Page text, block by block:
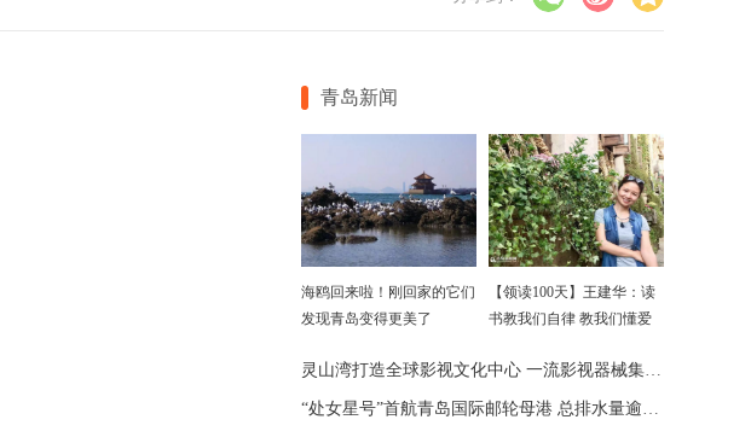
青岛新闻
海鸥回来啦！刚回家的它们
发现青岛变得更美了
【领读100天】王建华：读
书教我们自律 教我们懂爱
灵山湾打造全球影视文化中心 一流影视器械集体亮相
“处女星号”首航青岛国际邮轮母港 总排水量逾7.5万吨